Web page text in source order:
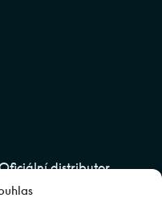
distributor
Web spravuje